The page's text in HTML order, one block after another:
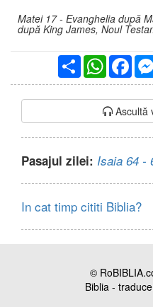
Matei 17 - Evanghelia după
după King James, Noul
PartajareWhatsApp
Ascultă
Pasajul zilei: Isaia 64 -
In cat timp cititi Biblia?
©
Biblia -